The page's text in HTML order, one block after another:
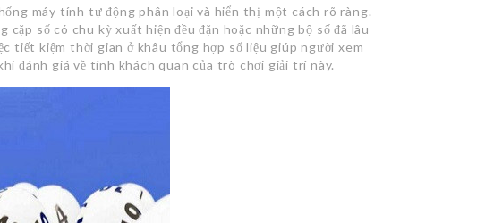
máy tính tự động phân loại và hiển thị một cách rõ ràng.
số có chu kỳ xuất hiện đều đặn hoặc những bộ số đã lâu
tiết kiệm thời gian ở khâu tổng hợp số liệu giúp người xem
đánh giá về tính khách quan của trò chơi giải trí này.